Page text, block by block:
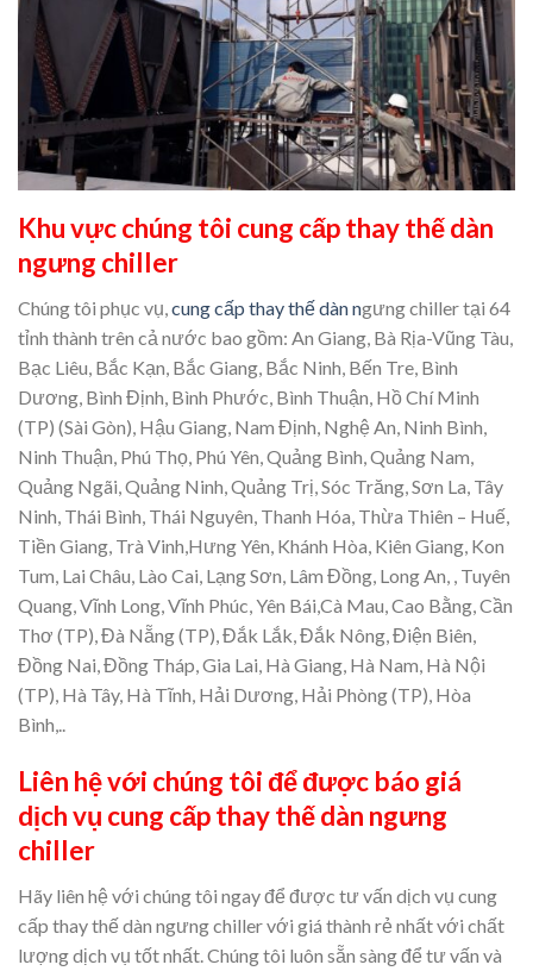
Khu vực chúng tôi cung cấp thay thế dàn
ngưng chiller
Chúng tôi phục vụ, cung cấp thay thế dàn ngưng chiller tại 64
tỉnh thành trên cả nước bao gồm: An Giang, Bà Rịa-Vũng Tàu,
Bạc Liêu, Bắc Kạn, Bắc Giang, Bắc Ninh, Bến Tre, Bình
Dương, Bình Định, Bình Phước, Bình Thuận, Hồ Chí Minh
(TP) (Sài Gòn), Hậu Giang, Nam Định, Nghệ An, Ninh Bình,
Ninh Thuận, Phú Thọ, Phú Yên, Quảng Bình, Quảng Nam,
Quảng Ngãi, Quảng Ninh, Quảng Trị, Sóc Trăng, Sơn La, Tây
Ninh, Thái Bình, Thái Nguyên, Thanh Hóa, Thừa Thiên – Huế,
Tiền Giang, Trà Vinh,Hưng Yên, Khánh Hòa, Kiên Giang, Kon
Tum, Lai Châu, Lào Cai, Lạng Sơn, Lâm Đồng, Long An, , Tuyên
Quang, Vĩnh Long, Vĩnh Phúc, Yên Bái,Cà Mau, Cao Bằng, Cần
Thơ (TP), Đà Nẵng (TP), Đắk Lắk, Đắk Nông, Điện Biên,
Đồng Nai, Đồng Tháp, Gia Lai, Hà Giang, Hà Nam, Hà Nội
(TP), Hà Tây, Hà Tĩnh, Hải Dương, Hải Phòng (TP), Hòa
Bình,..
Liên hệ với chúng tôi để được báo giá
dịch vụ cung cấp thay thế dàn ngưng
chiller
Hãy liên hệ với chúng tôi ngay để được tư vấn dịch vụ cung
cấp thay thế dàn ngưng chiller với giá thành rẻ nhất với chất
lượng dịch vụ tốt nhất. Chúng tôi luôn sẵn sàng để tư vấn và